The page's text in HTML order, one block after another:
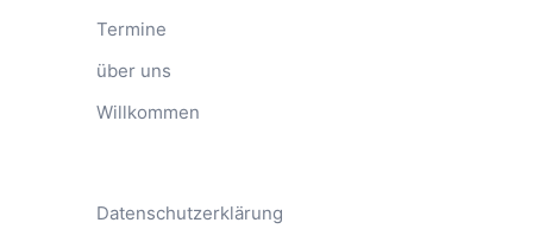
Termine
über uns
Willkommen
Datenschutzerklärung